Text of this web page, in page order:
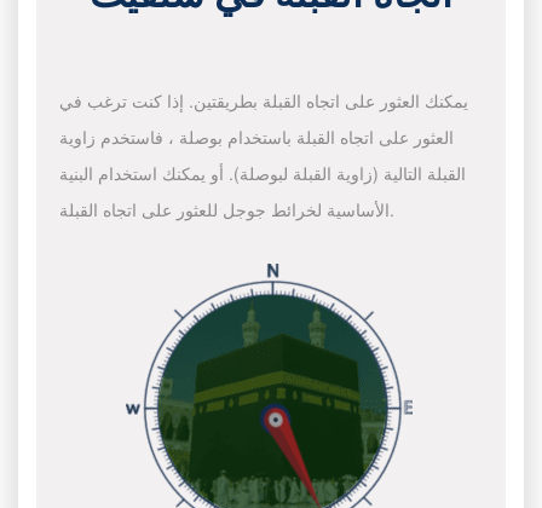
يمكنك العثور على اتجاه القبلة بطريقتين. إذا كنت ترغب في
العثور على اتجاه القبلة باستخدام بوصلة ، فاستخدم زاوية
القبلة التالية (زاوية القبلة لبوصلة). أو يمكنك استخدام البنية
الأساسية لخرائط جوجل للعثور على اتجاه القبلة.